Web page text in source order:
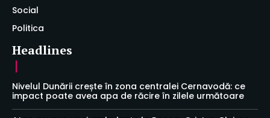
Social
Politica
Headlines
Nivelul Dunării crește în zona centralei Cernavodă: ce
impact poate avea apa de răcire în zilele următoare